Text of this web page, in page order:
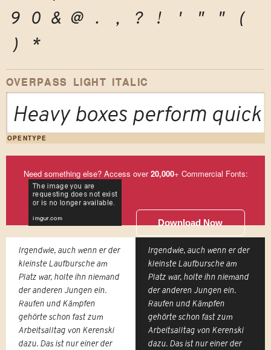
9 0 & @ . , ? ! ' " "
(
)
*
OVERPASS LIGHT ITALIC
Heavy boxes perform quick
OPENTYPE
Need something else? Access over20,000+ Commercial Fonts:
Download Now
Irgendwie, auch wenn er der
kleinste Laufbursche am
Platz war, holte ihn niemand
der anderen Jungen ein.
Raufen und Kämpfen
gehörte schon fast zum
Arbeitsalltag von Kerenski
dazu. Das ist nur einer der
Irgendwie, auch wenn er der
kleinste Laufbursche am
Platz war, holte ihn niemand
der anderen Jungen ein.
Raufen und Kämpfen
gehörte schon fast zum
Arbeitsalltag von Kerenski
dazu. Das ist nur einer der